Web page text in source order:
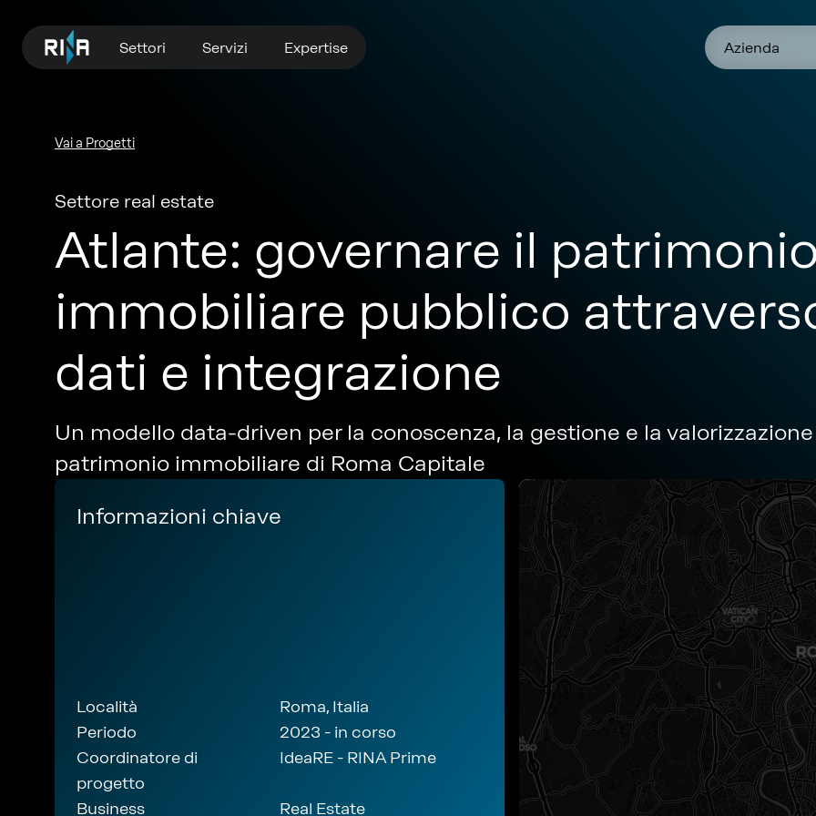
Settori Servizi Expertise Azienda
Vai a Progetti
Settore real estate
Atlante: governare il
immobiliare pubblico
dati e integrazione
Un modello data-driven per la conoscenza, la gestione e la
patrimonio immobiliare di Roma Capitale
Informazioni chiave
Località
Roma, Italia
Periodo
2023 - in corso
Coordinatore di
progetto
IdeaRE - RINA Prime
Business Real Estate